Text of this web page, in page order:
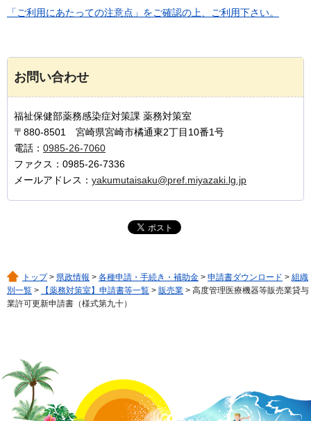
「ご利用にあたっての注意点」をご確認の上、ご利用下さい。
お問い合わせ
福祉保健部薬務感染症対策課 薬務対策室
〒880-8501 宮崎県宮崎市橘通東2丁目10番1号
電話： 0985-26-7060
ファクス：0985-26-7336
メールアドレス： yakumutaisaku@pref.miyazaki.lg.jp
トップ> 県政情報 > 各種申請・手続き・補助金 > 申請書ダウンロード > 組織
別一覧 > 【薬務対策室】申請書等一覧 > 販売業 > 高度管理医療機器等販売業貸与
業許可更新申請書（様式第九十）